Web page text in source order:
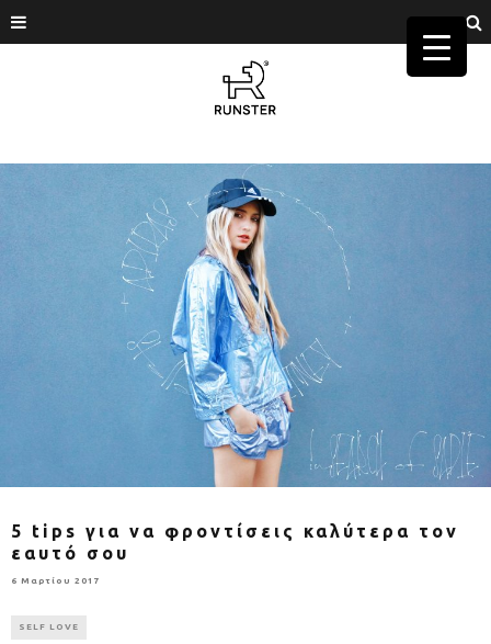
5 tips για να φροντίσεις καλύτερα τον
εαυτό σου
6 Μαρτίου 2017
SELF LOVE